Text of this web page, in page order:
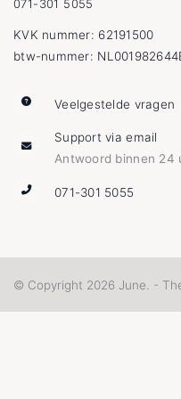
071-301 5055
KVK nummer: 62191500
btw-nummer:
Veelgestelde vragen
Support via email
Antwoord binnen 24
071-301 5055
© Copyright 2026 June. -